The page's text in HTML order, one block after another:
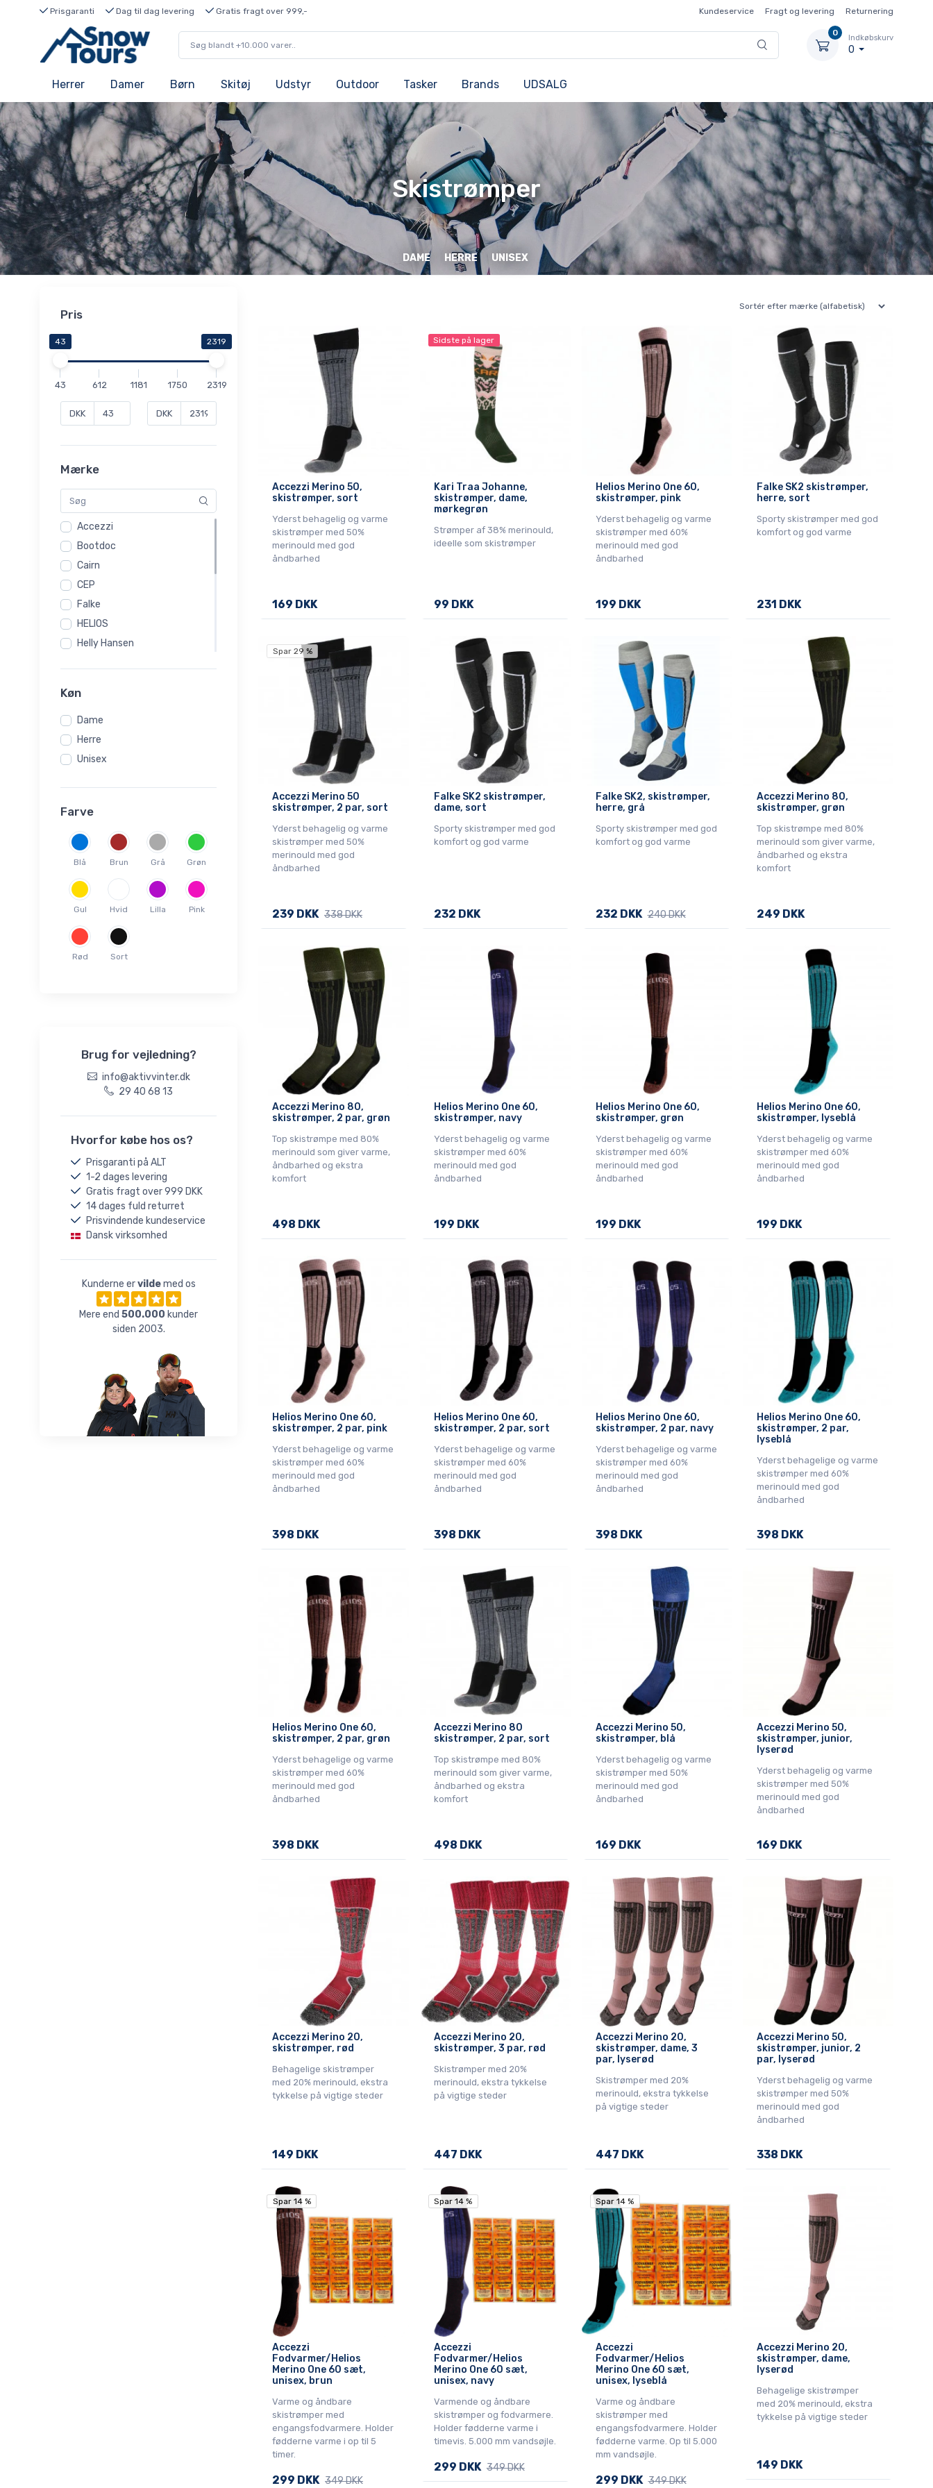
Prisgaranti Dag til dag levering Gratis fragt over 999,- Kundeservice Fragt og levering Returnering
0
Indkøbskurv
0
Herrer Damer Børn Skitøj Udstyr Outdoor Tasker Brands UDSALG
Skistrømper
DAME HERRE UNISEX
Pris
43 2319
43 612 1181 1750 2319
DKK DKK
Mærke
Accezzi
Bootdoc
Cairn
CEP
Falke
HELIOS
Helly Hansen
Norfolk
Ortovox
POC
Swix
Ulvang
Køn
Dame
Herre
Unisex
Farve
Blå Brun Grå Grøn
Gul Hvid Lilla Pink
Rød Sort
Brug for vejledning?
info@aktivvinter.dk
29 40 68 13
Hvorfor købe hos os?
Prisgaranti på ALT
1-2 dages levering
Gratis fragt over 999 DKK
14 dages fuld returret
Prisvindende kundeservice
Dansk virksomhed
Kunderne ervildemed os
Mere end 500.000 kunder
siden 2003.
Accezzi Merino 50,
skistrømper, sort
Yderst behagelig og varme
skistrømper med 50%
merinould med god
åndbarhed
169 DKK
Sidste på lager
Kari Traa Johanne,
skistrømper, dame,
mørkegrøn
Strømper af 38% merinould,
ideelle som skistrømper
99 DKK
Helios Merino One 60,
skistrømper, pink
Yderst behagelig og varme
skistrømper med 60%
merinould med god
åndbarhed
199 DKK
Falke SK2 skistrømper,
herre, sort
Sporty skistrømper med god
komfort og god varme
231 DKK
Spar 29 %
Accezzi Merino 50
skistrømper, 2 par, sort
Yderst behagelig og varme
skistrømper med 50%
merinould med god
åndbarhed
239 DKK 338 DKK
Falke SK2 skistrømper,
dame, sort
Sporty skistrømper med god
komfort og god varme
232 DKK
Falke SK2, skistrømper,
herre, grå
Sporty skistrømper med god
komfort og god varme
232 DKK 240 DKK
Accezzi Merino 80,
skistrømper, grøn
Top skistrømpe med 80%
merinould som giver varme,
åndbarhed og ekstra
komfort
249 DKK
Accezzi Merino 80,
skistrømper, 2 par, grøn
Top skistrømpe med 80%
merinould som giver varme,
åndbarhed og ekstra
komfort
498 DKK
Helios Merino One 60,
skistrømper, navy
Yderst behagelig og varme
skistrømper med 60%
merinould med god
åndbarhed
199 DKK
Helios Merino One 60,
skistrømper, grøn
Yderst behagelig og varme
skistrømper med 60%
merinould med god
åndbarhed
199 DKK
Helios Merino One 60,
skistrømper, lyseblå
Yderst behagelig og varme
skistrømper med 60%
merinould med god
åndbarhed
199 DKK
Helios Merino One 60,
skistrømper, 2 par, pink
Yderst behagelige og varme
skistrømper med 60%
merinould med god
åndbarhed
398 DKK
Helios Merino One 60,
skistrømper, 2 par, sort
Yderst behagelige og varme
skistrømper med 60%
merinould med god
åndbarhed
398 DKK
Helios Merino One 60,
skistrømper, 2 par, navy
Yderst behagelige og varme
skistrømper med 60%
merinould med god
åndbarhed
398 DKK
Helios Merino One 60,
skistrømper, 2 par,
lyseblå
Yderst behagelige og varme
skistrømper med 60%
merinould med god
åndbarhed
398 DKK
Helios Merino One 60,
skistrømper, 2 par, grøn
Yderst behagelige og varme
skistrømper med 60%
merinould med god
åndbarhed
398 DKK
Accezzi Merino 80
skistrømper, 2 par, sort
Top skistrømpe med 80%
merinould som giver varme,
åndbarhed og ekstra
komfort
498 DKK
Accezzi Merino 50,
skistrømper, blå
Yderst behagelig og varme
skistrømper med 50%
merinould med god
åndbarhed
169 DKK
Accezzi Merino 50,
skistrømper, junior,
lyserød
Yderst behagelig og varme
skistrømper med 50%
merinould med god
åndbarhed
169 DKK
Accezzi Merino 20,
skistrømper, rød
Behagelige skistrømper
med 20% merinould, ekstra
tykkelse på vigtige steder
149 DKK
Accezzi Merino 20,
skistrømper, 3 par, rød
Skistrømper med 20%
merinould, ekstra tykkelse
på vigtige steder
447 DKK
Accezzi Merino 20,
skistrømper, dame, 3
par, lyserød
Skistrømper med 20%
merinould, ekstra tykkelse
på vigtige steder
447 DKK
Accezzi Merino 50,
skistrømper, junior, 2
par, lyserød
Yderst behagelig og varme
skistrømper med 50%
merinould med god
åndbarhed
338 DKK
Spar 14 %
Spar 14 %
Accezzi
Fodvarmer/Helios
Merino One 60 sæt,
unisex, brun
Varme og åndbare
skistrømper med
engangsfodvarmere. Holder
fødderne varme i op til 5
timer.
299 DKK 349 DKK
Spar 14 %
Spar 14 %
Accezzi
Fodvarmer/Helios
Merino One 60 sæt,
unisex, navy
Varmende og åndbare
skistrømper og fodvarmere.
Holder fødderne varme i
timevis. 5.000 mm vandsøjle.
299 DKK 349 DKK
Spar 14 %
Spar 14 %
Accezzi
Fodvarmer/Helios
Merino One 60 sæt,
unisex, lyseblå
Varme og åndbare
skistrømper med
engangsfodvarmere. Holder
fødderne varme. Op til 5.000
mm vandsøjle.
299 DKK 349 DKK
Accezzi Merino 20,
skistrømper, dame,
lyserød
Behagelige skistrømper
med 20% merinould, ekstra
tykkelse på vigtige steder
149 DKK